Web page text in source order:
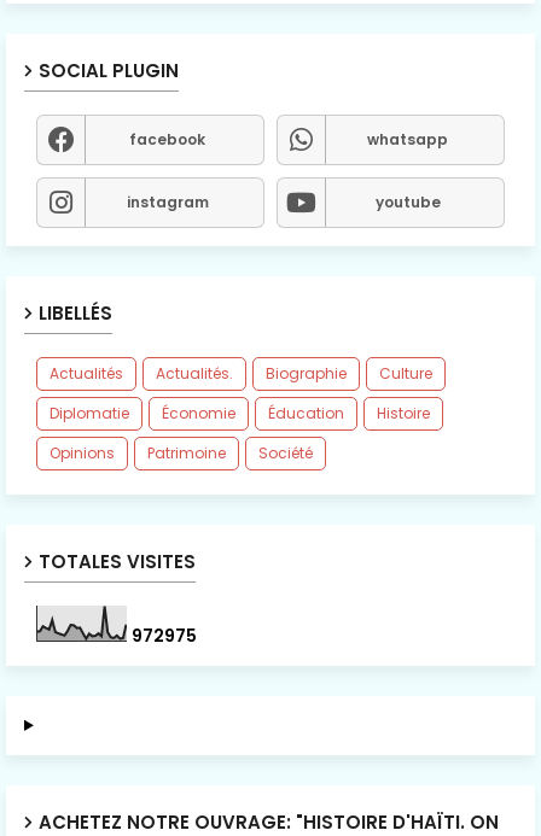
SOCIAL PLUGIN
facebook whatsapp
instagram youtube
LIBELLÉS
Actualités Actualités. Biographie
Culture
Diplomatie
Économie Éducation
Histoire
Opinions
Patrimoine Société
TOTALES VISITES
972975
ACHETEZ NOTRE OUVRAGE: "HISTOIRE D'HAÏTI. ON